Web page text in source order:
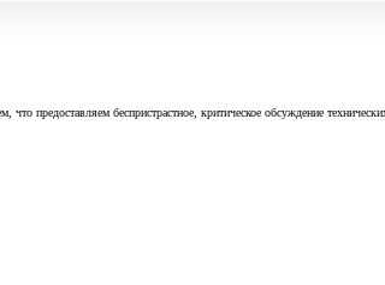
предоставляем беспристрастное, критическое обсуждение